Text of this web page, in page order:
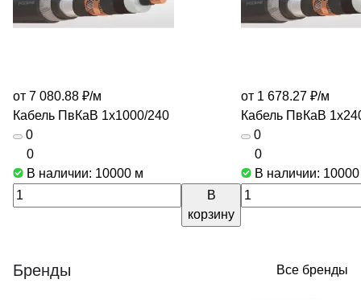
от 7 080.88 ₽/м
Кабель ПвКаВ 1х1000/240
0
0
В наличии: 10000 м
В
корзину
от 1 678.27 ₽/м
Кабель ПвКаВ
0
0
В наличии:
Бренды Все бренды